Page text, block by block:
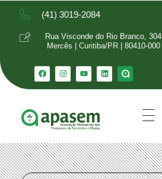
(41) 3019-2084
Rua Visconde do Rio Branco, 304
Mercês | Curitiba/PR | 80410-000